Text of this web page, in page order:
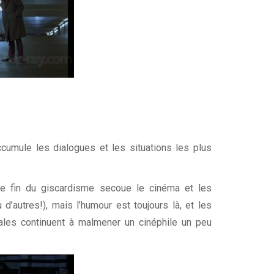
les dialogues et les situations les plus
fin du giscardisme secoue le cinéma et les
mais l’humour est toujours là, et les
continuent à malmener un cinéphile un peu